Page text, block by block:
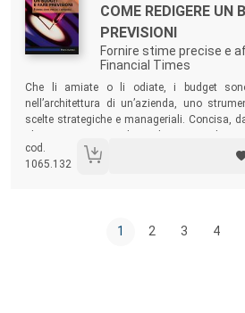
Titolo:
COME REDIGERE UN
PREVISIONI
Fornire stime precise e
Financial Times
Sommario:
Che li amiate o li odiate, i budget
nell’architettura di un’azienda, uno
scelte strategiche e manageriali. Concisa,
costituisce un valido aiuto per offrire
necessario sapere per poter redigere,
cod.
1065.132
1 2 3 4